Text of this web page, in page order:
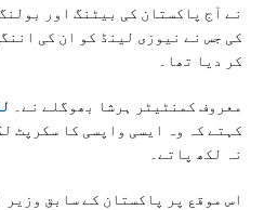
نے آج پاکستان کی بیٹنگ اور
کر دیا تھا۔
معروف کمنٹیٹر ہرشا بھوگلے نے۔
کہتے کہ وہ ایسی واپسی کا سکرپٹ
نہ لکھ پاتے۔
اس موقع پر پاکستان کے سابق